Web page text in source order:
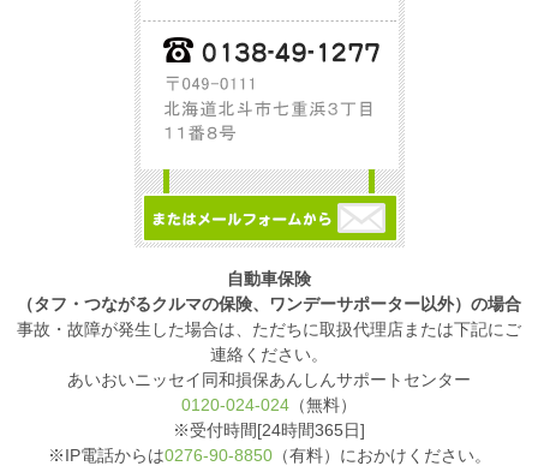
自動車保険
（タフ・つながるクルマの保険、ワンデーサポーター以外）の場合
事故・故障が発生した場合は、ただちに取扱代理店または下記にご
連絡ください。
あいおいニッセイ同和損保あんしんサポートセンター
0120-024-024 （無料）
※受付時間[24時間365日]
※IP電話からは0276-90-8850（有料）におかけください。